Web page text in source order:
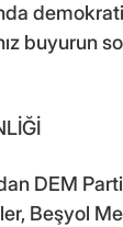
buyurun
DEM
Beşyol